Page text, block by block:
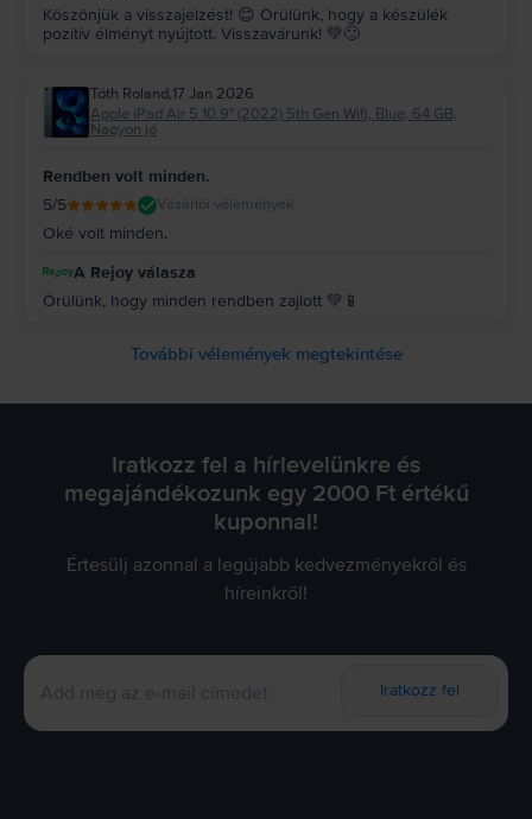
Köszönjük a visszajelzést! 😊 Örülünk, hogy a készülék
pozitív élményt nyújtott. Visszavárunk! 💚🙂
Tóth Roland,17 Jan 2026
Apple iPad Air 5 10.9" (2022) 5th Gen Wifi, Blue, 64 GB,
Nagyon jó
Rendben volt minden.
5/5 Vásárlói vélemények
Oké volt minden.
A Rejoy válasza
Örülünk, hogy minden rendben zajlott 💚📱
További vélemények megtekintése
Iratkozz fel a hírlevelünkre és
megajándékozunk egy 2000 Ft értékű
kuponnal!
Értesülj azonnal a legújabb kedvezményekről és
híreinkről!
Iratkozz fel